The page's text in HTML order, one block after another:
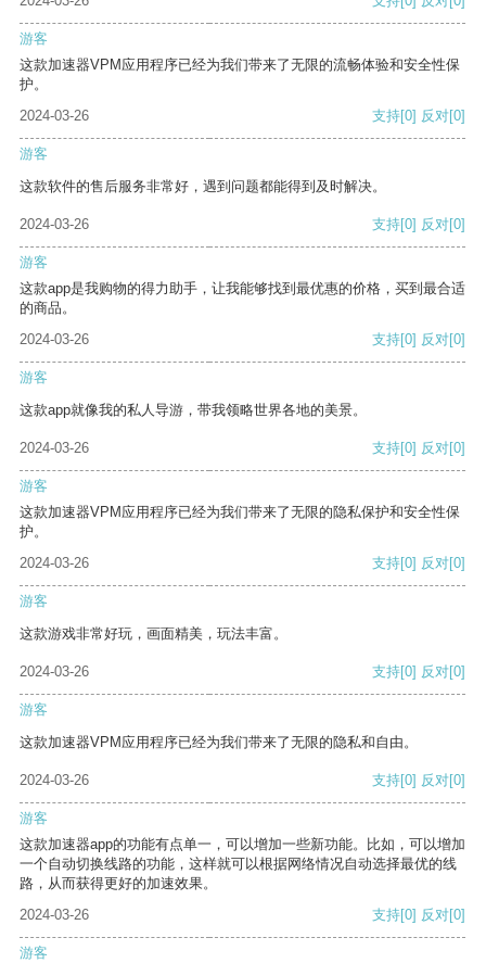
游客
这款加速器VPM应用程序已经为我们带来了无限的流畅体验和安全性保
护。
2024-03-26
支持[0] 反对[0]
游客
这款软件的售后服务非常好，遇到问题都能得到及时解决。
2024-03-26 支持[0] 反对[0]
游客
这款app是我购物的得力助手，让我能够找到最优惠的价格，买到最合适
的商品。
2024-03-26
支持[0] 反对[0]
游客
这款app就像我的私人导游，带我领略世界各地的美景。
2024-03-26 支持[0] 反对[0]
游客
这款加速器VPM应用程序已经为我们带来了无限的隐私保护和安全性保
护。
2024-03-26
支持[0] 反对[0]
游客
这款游戏非常好玩，画面精美，玩法丰富。
2024-03-26 支持[0] 反对[0]
游客
这款加速器VPM应用程序已经为我们带来了无限的隐私和自由。
2024-03-26 支持[0] 反对[0]
游客
这款加速器app的功能有点单一，可以增加一些新功能。比如，可以增加
一个自动切换线路的功能，这样就可以根据网络情况自动选择最优的线
路，从而获得更好的加速效果。
2024-03-26
支持[0] 反对[0]
游客